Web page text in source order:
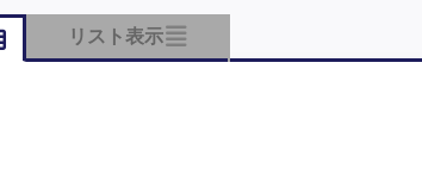
リスト表示